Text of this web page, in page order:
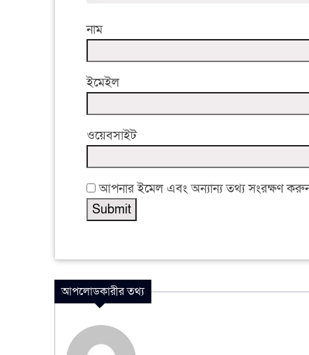
নাম
ইমেইল
ওয়েবসাইট
আপনার ইমেল এবং অন্যান্য তথ্য সংরক্ষণ
আপলোডকারীর তথ্য